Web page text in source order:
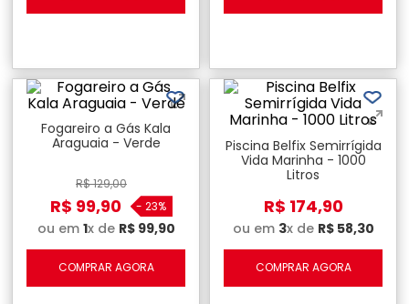
Fogareiro a Gás Kala
Araguaia - Verde
R$129,00
R$ 99,90 - 23%
ou em 1x de R$ 99,90
COMPRAR AGORA
Piscina Belfix Semirrígida
Vida Marinha - 1000
Litros
R$ 174,90
ou em 3x de R$ 58,30
COMPRAR AGORA